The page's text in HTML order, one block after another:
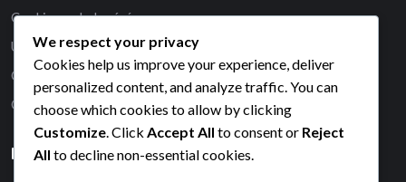
Cookies a sledování
Uživatelská smlouva
O nás
Obraťte se na nás
Hledat
We respect your privacy
Cookies help us improve your experience, deliver
personalized content, and analyze traffic. You can
choose which cookies to allow by clicking
Customize . Click Accept All to consent or Reject
All to decline non-essential cookies.